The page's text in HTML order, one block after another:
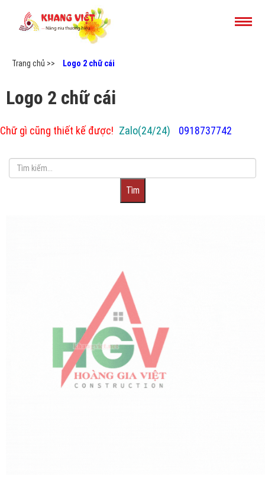
Trang chủ >> Logo 2 chữ cái
Logo 2 chữ cái
Chữ gì cũng thiết kế được! Zalo(24/24) 0918737742
Tìm